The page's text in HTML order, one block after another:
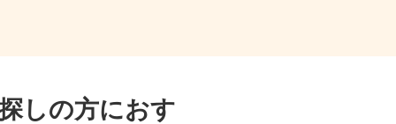
しの方におす